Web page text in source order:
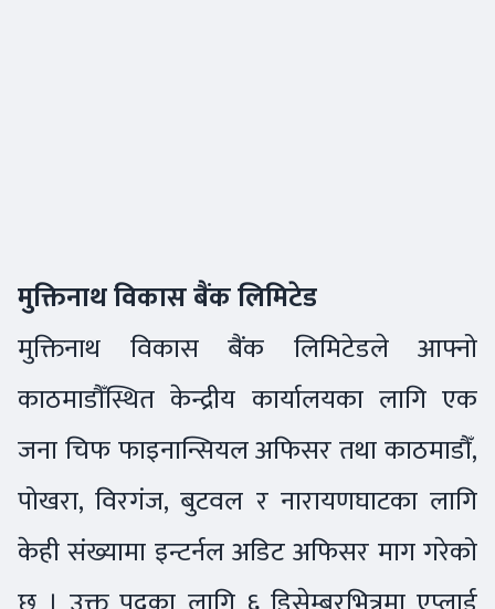
मुक्तिनाथ विकास बैंक लिमिटेड
मुक्तिनाथ विकास बैंक लिमिटेडले आफ्नो
काठमाडौँस्थित केन्द्रीय कार्यालयका लागि एक
जना चिफ फाइनान्सियल अफिसर तथा काठमाडौँ,
पोखरा, विरगंज, बुटवल र नारायणघाटका लागि
केही संख्यामा इन्टर्नल अडिट अफिसर माग गरेको